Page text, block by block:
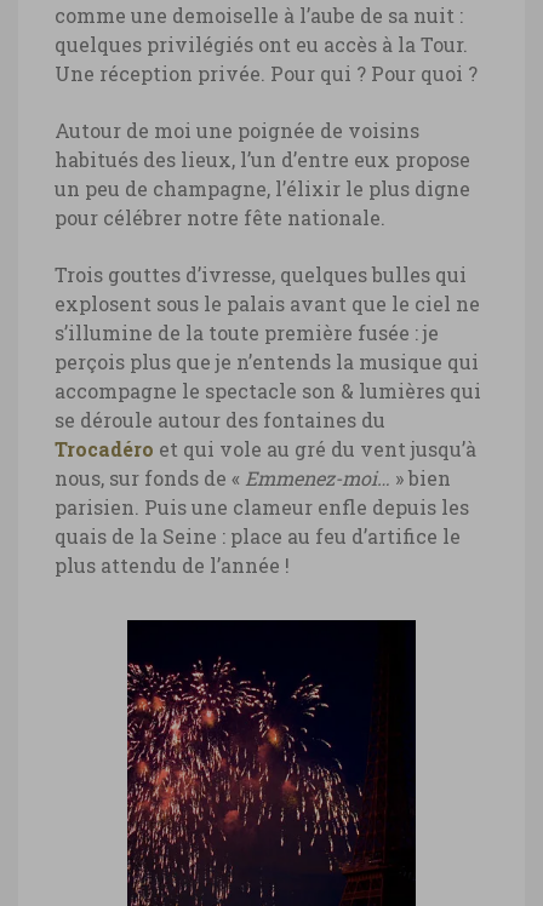
comme une demoiselle à l’aube de sa nuit :
quelques privilégiés ont eu accès à la Tour.
Une réception privée. Pour qui ? Pour quoi ?
Autour de moi une poignée de voisins
habitués des lieux, l’un d’entre eux propose
un peu de champagne, l’élixir le plus digne
pour célébrer notre fête nationale.
Trois gouttes d’ivresse, quelques bulles qui
explosent sous le palais avant que le ciel ne
s’illumine de la toute première fusée : je
perçois plus que je n’entends la musique qui
accompagne le spectacle son & lumières qui
se déroule autour des fontaines du
Trocadéro et qui vole au gré du vent jusqu’à
nous, sur fonds de « Emmenez-moi… » bien
parisien. Puis une clameur enfle depuis les
quais de la Seine : place au feu d’artifice le
plus attendu de l’année !